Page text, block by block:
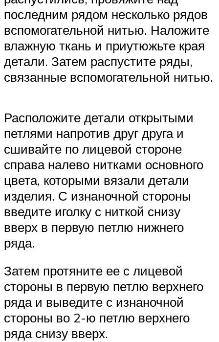
последним рядом несколько рядов
вспомогательной нитью. Наложите
влажную ткань и приутюжьте края
детали. Затем распустите ряды,
связанные вспомогательной нитью.
Расположите детали открытыми
петлями напротив друг друга и
сшивайте по лицевой стороне
справа налево нитками основного
цвета, которыми вязали детали
изделия. С изнаночной стороны
введите иголку с ниткой снизу
вверх в первую петлю нижнего
ряда.
Затем протяните ее с лицевой
стороны в первую петлю верхнего
ряда и выведите с изнаночной
стороны во 2-ю петлю верхнего
ряда снизу вверх.